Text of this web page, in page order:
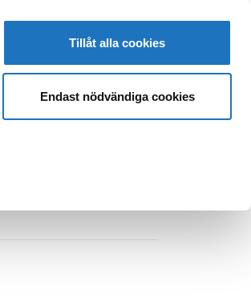
Tillåt alla cookies
Endast nödvändiga cookies
MEDLEM SUOMEKSI IN ENGLISH